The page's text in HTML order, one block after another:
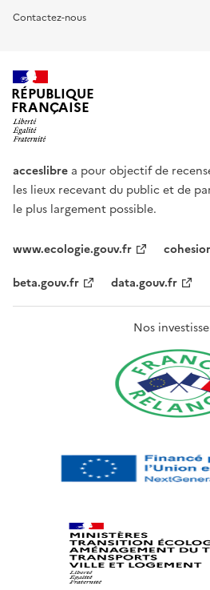
Contactez-nous
RÉPUBLIQUE
FRANÇAISE
acceslibre a pour objectif de
les lieux recevant du public et de
le plus largement possible.
www.ecologie.gouv.fr
beta.gouv.fr
data.gouv.fr
Nos